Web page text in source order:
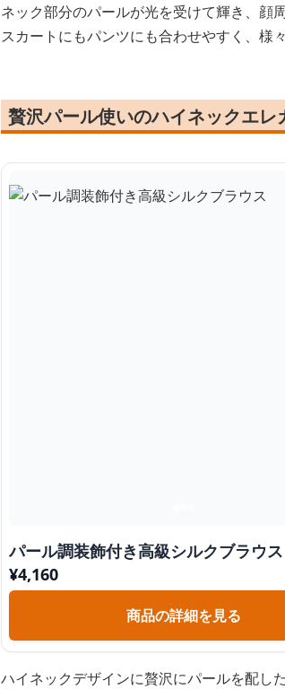
ネック部分のパールが光を受けて輝き、顔
スカートにもパンツにも合わせやすく、様
贅沢パール使いのハイネックエレ
パール調装飾付き高級シルクブラウス
¥4,160
商品の詳細を見る
ハイネックデザインに贅沢にパールを配し